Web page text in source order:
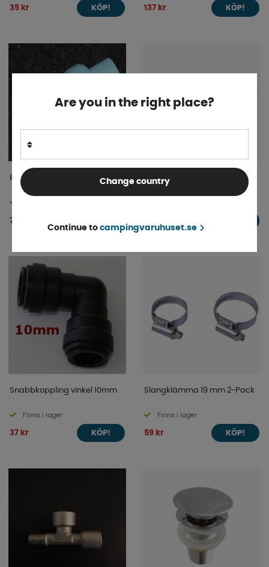
35 kr KÖP! 137 kr KÖP!
Backventil JG 12mm
77 kr
Shurflonippel Dubbelnippel
Snabbkoppling vinkel 10mm
Finns i lager
37 kr KÖP!
Slangklämma 19 mm 2-Pack
Finns i lager
59 kr KÖP!
Are you in the right place?
Change country
Continue to campingvaruhuset.se